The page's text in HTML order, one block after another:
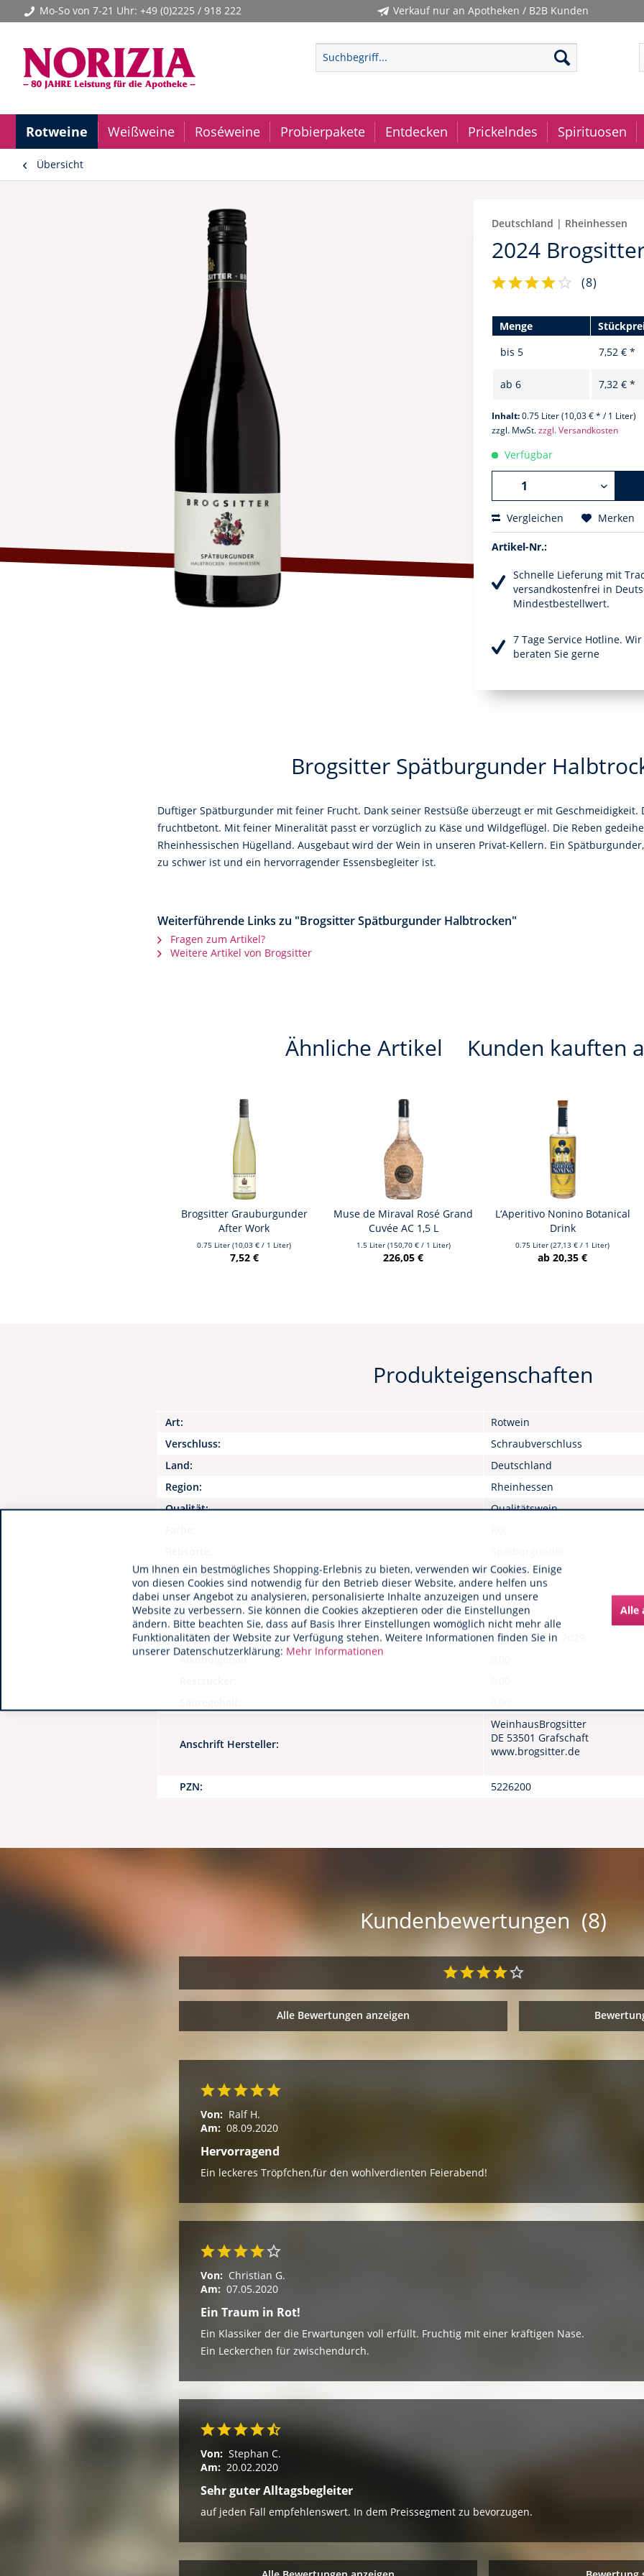
Mo-So von 7-21 Uhr: +49 (0)2225 / 918 222 Verkauf nur an Apotheken / B2B Kunden
Rotweine Weißweine Roséweine Probierpakete Entdecken Prickelndes Spirituosen
Übersicht
Deutschland | Rheinhessen
2024
(8)
Menge
bis 5 7,52 € *
ab 6 7,32 € *
Inhalt:0.75 Liter (10,03 € * / 1 Liter)
zzgl. MwSt.zzgl. Versandkosten
Verfügbar
Vergleichen Merken
Artikel-Nr.:
Schnelle Lieferung mit
versandkostenfrei in
Mindestbestellwert.
7 Tage Service Hotline.
beraten Sie gerne
Brogsitter Spätburgunder
Duftiger Spätburgunder mit feiner Frucht. Dank seiner Restsüße überzeugt er mit
fruchtbetont. Mit feiner Mineralität passt er vorzüglich zu Käse und Wildgeflügel. Die Reben
Rheinhessischen Hügelland. Ausgebaut wird der Wein in unseren Privat-Kellern. Ein
zu schwer ist und ein hervorragender Essensbegleiter ist.
Weiterführende Links zu "Brogsitter Spätburgunder Halbtrocken"
Fragen zum Artikel?
Weitere Artikel von Brogsitter
Ähnliche Artikel Kunden kauften
Brogsitter Grauburgunder
After Work
0.75 Liter(10,03 € / 1 Liter)
7,52 €
Muse de Miraval Rosé Grand
Cuvée AC 1,5 L
1.5 Liter (150,70 € / 1 Liter)
226,05 €
L‘Aperitivo Nonino Botanical
Drink
0.75 Liter(27,13 € / 1 Liter)
ab 20,35 €
Produkteigenschaften
Art:
Rotwein
Verschluss:
Schraubverschluss
Land:
Deutschland
Region:
Rheinhessen
Qualität:
Qualitätswein
Geschmack:
trocken
Zusätzliche Produktinformationen:
Jahrgang:
2024
Lagerfähigkeit:
Lagerfähig bis 2029
Alkoholgehalt:
Anschrift Hersteller:
WeinhausBrogsitter
DE 53501 Grafschaft
www.brogsitter.de
PZN: 5226200
Kundenbewertungen (8)
Alle Bewertungen anzeigen
Von: Ralf H.
Am: 08.09.2020
Hervorragend
Ein leckeres Tröpfchen,für den wohlverdienten Feierabend!
Von: Christian G.
Am: 07.05.2020
Ein Traum in Rot!
Ein Klassiker der die Erwartungen voll erfüllt. Fruchtig mit einer kräftigen Nase.
Ein Leckerchen für zwischendurch.
Von: Stephan C.
Am: 20.02.2020
Sehr guter Alltagsbegleiter
auf jeden Fall empfehlenswert. In dem Preissegment zu bevorzugen.
Um Ihnen ein bestmögliches Shopping-Erlebnis zu bieten, verwenden wir Cookies. Einige
von diesen Cookies sind notwendig für den Betrieb dieser Website, andere helfen uns
dabei unser Angebot zu analysieren, personalisierte Inhalte anzuzeigen und unsere
Website zu verbessern. Sie können die Cookies akzeptieren oder die Einstellungen
ändern. Bitte beachten Sie, dass auf Basis Ihrer Einstellungen womöglich nicht mehr alle
Funktionalitäten der Website zur Verfügung stehen. Weitere Informationen finden Sie in
unserer Datenschutzerklärung: Mehr Informationen
Alle